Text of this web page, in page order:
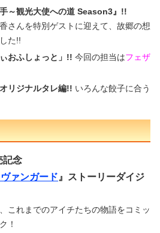
～観光大使への道 Season3』!!
さんを特別ゲストに迎えて、故郷の想
た!!
おふしょっと」!! 今回の担当はフェザ
リジナルタレ編!! いろんな餃子に合う
記念
ァンガード 』ストーリーダイジ
これまでのアイチたちの物語をコミッ
！